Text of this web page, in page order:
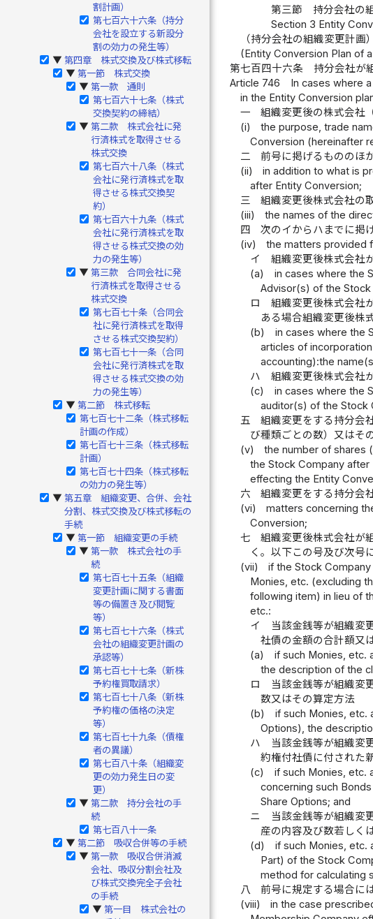
割計画）
第七百六十六条（持分
会社を設立する新設分
割の効力の発生等）
▶ 第四章 株式交換及び株式移転
▶ 第一節 株式交換
▶ 第一款 通則
第七百六十七条（株式
交換契約の締結）
▶ 第二款 株式会社に発
行済株式を取得させる
株式交換
第七百六十八条（株式
会社に発行済株式を取
得させる株式交換契
約）
第七百六十九条（株式
会社に発行済株式を取
得させる株式交換の効
力の発生等）
▶ 第三款 合同会社に発
行済株式を取得させる
株式交換
第七百七十条（合同会
社に発行済株式を取得
させる株式交換契約）
第七百七十一条（合同
会社に発行済株式を取
得させる株式交換の効
力の発生等）
▶ 第二節 株式移転
第七百七十二条（株式移転
計画の作成）
第七百七十三条（株式移転
計画）
第七百七十四条（株式移転
の効力の発生等）
▶ 第五章 組織変更、合併、会社
分割、株式交換及び株式移転の
手続
▶ 第一節 組織変更の手続
▶ 第一款 株式会社の手
続
第七百七十五条（組織
変更計画に関する書面
等の備置き及び閲覧
等）
第七百七十六条（株式
会社の組織変更計画の
承認等）
第七百七十七条（新株
予約権買取請求）
第七百七十八条（新株
予約権の価格の決定
等）
第七百七十九条（債権
者の異議）
第七百八十条（組織変
更の効力発生日の変
更）
▶ 第二款 持分会社の手
続
第七百八十一条
▶ 第二節 吸収合併等の手続
▶ 第一款 吸収合併消滅
会社、吸収分割会社及
び株式交換完全子会社
の手続
▶ 第一目 株式会社の
第三節 持分会社の
Section 3 Entity
（持分会社の組織変更計画）
(Entity Conversion Plan of
第七百四十六条
持分会社が
Article 746
In cases where
in the Entity Conversion
一
組織変更後の株式会社
(i)
the purpose, trade
Conversion (hereinafter
二
前号に掲げるもののほ
(ii)
in addition to what is
after Entity Conversion;
三
組織変更後株式会社の
(iii)
the names of the
四
次のイからハまでに掲
(iv)
the matters provided
イ
組織変更後株式会社
(a)
in cases where the
Advisor(s) of the
ロ
組織変更後株式会社
ある場合組織変更後株
(b)
in cases where the
articles of
accounting):the
ハ
組織変更後株式会社
(c)
in cases where the
auditor(s) of the Stock
五
組織変更をする持分会
び種類ごとの数）又はそ
(v)
the number of shares
the Stock Company
effecting the Entity
六
組織変更をする持分会
(vi)
matters concerning
Conversion;
七
組織変更後株式会社が
く。以下この号及び次号
(vii)
if the Stock
Monies, etc. (excluding
following item) in lieu of
etc.:
イ
当該金銭等が組織変
社債の金額の合計額又
(a)
if such Monies, etc.
the description of the
ロ
当該金銭等が組織変
数又はその算定方法
(b)
if such Monies, etc.
Options), the
ハ
当該金銭等が組織変
約権付社債に付された
(c)
if such Monies, etc.
concerning such
Share Options; and
ニ
当該金銭等が組織変
産の内容及び数若しく
(d)
if such Monies, etc.
Part) of the Stock
method for calculating
八
前号に規定する場合に
(viii)
in the case